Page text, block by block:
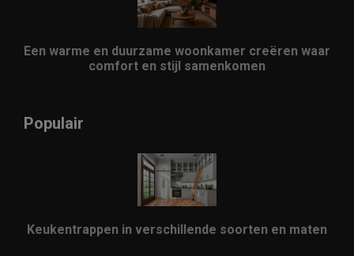
Een warme en duurzame woonkamer creëren waar
comfort en stijl samenkomen
Populair
Keukentrappen in verschillende soorten en maten